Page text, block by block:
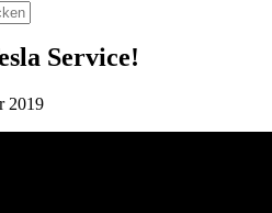
Service!
2019